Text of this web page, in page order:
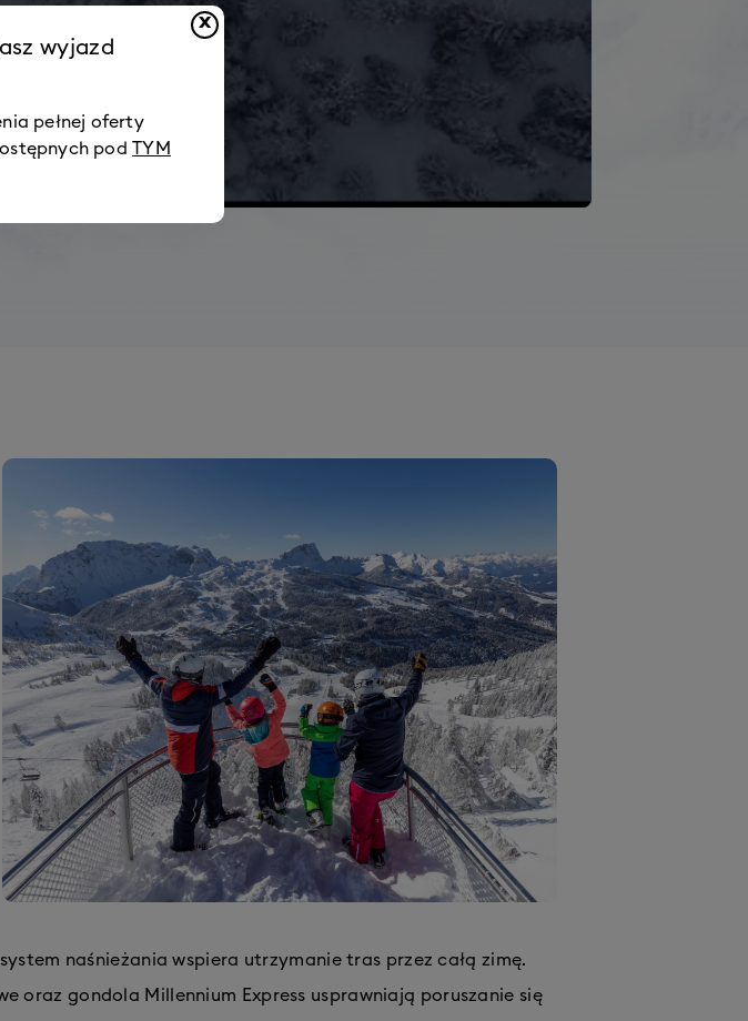
x
wyjazd
pełnej oferty
pod TYM
naśnieżania wspiera utrzymanie tras przez całą zimę.
oraz gondola Millennium Express usprawniają poruszanie się